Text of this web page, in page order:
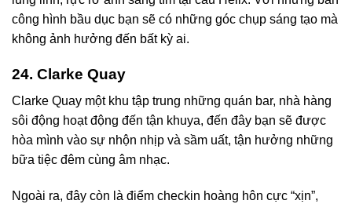
công hình bầu dục bạn sẽ có những góc chụp sáng tạo mà
không ảnh hưởng đến bất kỳ ai.
24. Clarke Quay
Clarke Quay một khu tập trung những quán bar, nhà hàng
sôi động hoạt động đến tận khuya, đến đây bạn sẽ được
hòa mình vào sự nhộn nhịp và sầm uất, tận hưởng những
bữa tiệc đêm cùng âm nhạc.
Ngoài ra, đây còn là điểm checkin hoàng hôn cực “xịn”,